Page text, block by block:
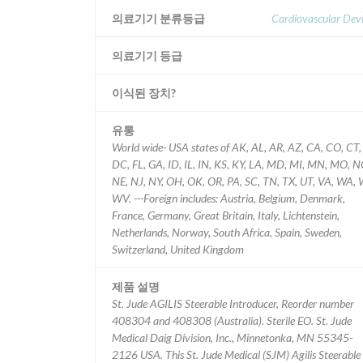
의료기기 분류등급 Cardiovascular
의료기기 등급
이식된 장치?
유통
World wide- USA states of AK, AL, AR, AZ, CA, CO, CT,
DC, FL, GA, ID, IL, IN, KS, KY, LA, MD, MI, MN, MO, NC,
NE, NJ, NY, OH, OK, OR, PA, SC, TN, TX, UT, VA, WA,
WV. ---Foreign includes: Austria, Belgium, Denmark,
France, Germany, Great Britain, Italy, Lichtenstein,
Netherlands, Norway, South Africa, Spain, Sweden,
Switzerland, United Kingdom
제품 설명
St. Jude AGILIS Steerable Introducer, Reorder number
408304 and 408308 (Australia). Sterile EO. St. Jude
Medical Daig Division, Inc., Minnetonka, MN 55345-
2126 USA. This St. Jude Medical (SJM) Agilis Steerable